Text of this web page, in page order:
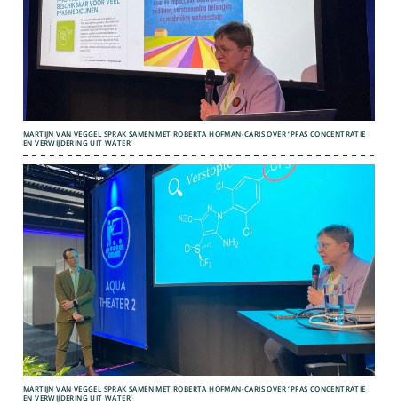
MARTIJN VAN VEGGEL SPRAK SAMEN MET ROBERTA HOFMAN-CARIS OVER ‘PFAS CONCENTRATIE
EN VERWIJDERING UIT WATER’
MARTIJN VAN VEGGEL SPRAK SAMEN MET ROBERTA HOFMAN-CARIS OVER ‘PFAS CONCENTRATIE
EN VERWIJDERING UIT WATER’